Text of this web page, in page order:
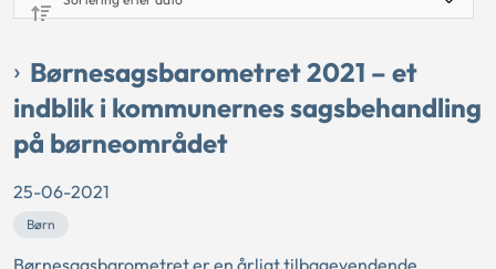
Børnesagsbarometret 2021 – et
indblik i kommunernes sagsbehandling
på børneområdet
25-06-2021
Børn
Børnesagsbarometret er en årligt tilbagevendende